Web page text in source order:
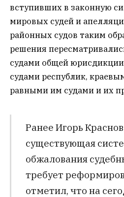
вступивших в законную
мировых судей и
районных судов таким
решения
судами общей
судами республик,
равными им судами и их
Ранее Игорь
существующая
обжалования
требует
отметил, что на